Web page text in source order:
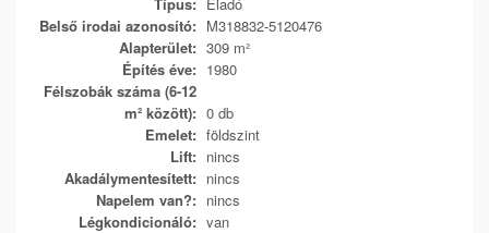
Belső irodai azonosító: M318832-5120476
Alapterület: 309 m²
Építés éve: 1980
Félszobák száma (6-12
m² között): 0 db
Emelet: földszint
Lift: nincs
Akadálymentesített: nincs
Napelem van?: nincs
Légkondicionáló: van